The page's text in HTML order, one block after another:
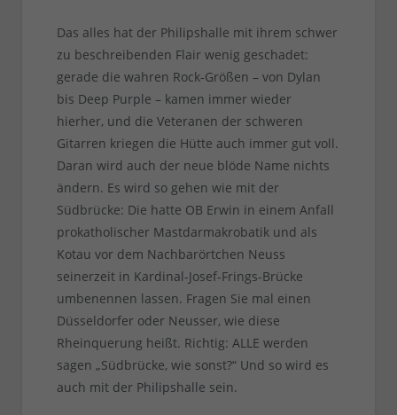
Das alles hat der Philipshalle mit ihrem schwer
zu beschreibenden Flair wenig geschadet:
gerade die wahren Rock-Größen – von Dylan
bis Deep Purple – kamen immer wieder
hierher, und die Veteranen der schweren
Gitarren kriegen die Hütte auch immer gut voll.
Daran wird auch der neue blöde Name nichts
ändern. Es wird so gehen wie mit der
Südbrücke: Die hatte OB Erwin in einem Anfall
prokatholischer Mastdarmakrobatik und als
Kotau vor dem Nachbarörtchen Neuss
seinerzeit in Kardinal-Josef-Frings-Brücke
umbenennen lassen. Fragen Sie mal einen
Düsseldorfer oder Neusser, wie diese
Rheinquerung heißt. Richtig: ALLE werden
sagen „Südbrücke, wie sonst?“ Und so wird es
auch mit der Philipshalle sein.